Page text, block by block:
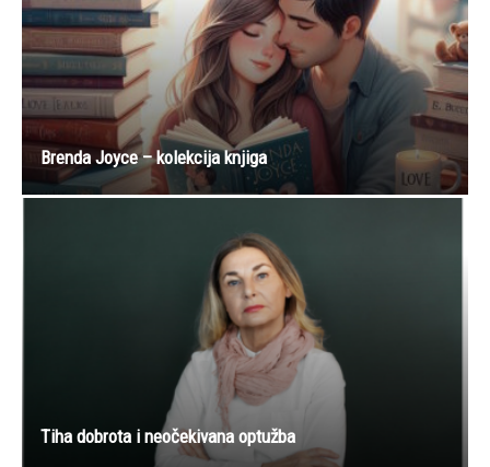
Brenda Joyce – kolekcija knjiga
Tiha dobrota i neočekivana optužba